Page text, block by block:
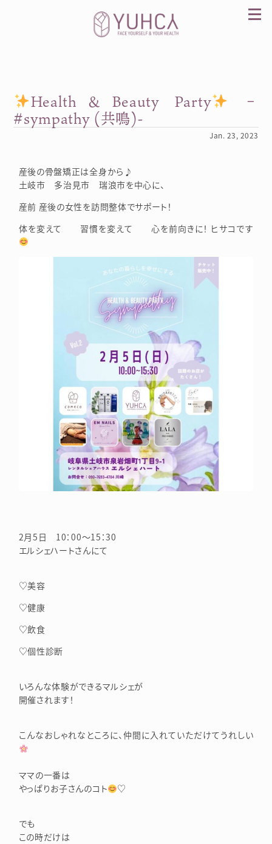
カラダを整え、習慣を変えて、心を前向きに。産
前産後訪問整体 YUHCA（ユウカ）
Health＆Beauty Party
–
#sympathy (共鳴)-
Jan. 23, 2023
産後の骨盤矯正は全身から♪
土岐市 多治見市 瑞浪市を中心に、
産前 産後の女性を訪問整体でサポート！
体を変えて 習慣を変えて 心を前向きに！ ヒサコです
2月5日 10：00～15：30
エルシェハートさんにて
♡美容
♡健康
♡飲食
♡個性診断
いろんな体験ができるマルシェが
開催されます！
こんなおしゃれなところに、仲間に入れていただけてうれしい
ママの一番は
やっぱりお子さんのコト
♡
でも
この時だけは